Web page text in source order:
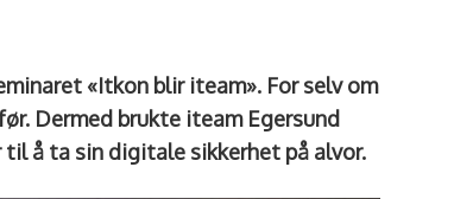
«Itkon blir iteam». For selv om
Dermed brukte iteam Egersund
å ta sin digitale sikkerhet på alvor.